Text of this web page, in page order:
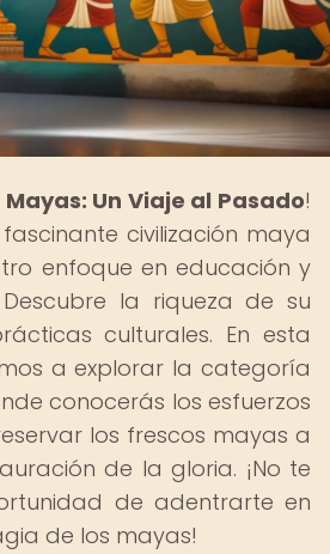
Mayas: Un Viaje al Pasado!
civilización maya
enfoque en educación y
la riqueza de su
culturales. En esta
a explorar la categoría
conocerás los esfuerzos
los frescos mayas a
de la gloria. ¡No te
de adentrarte en
de los mayas!